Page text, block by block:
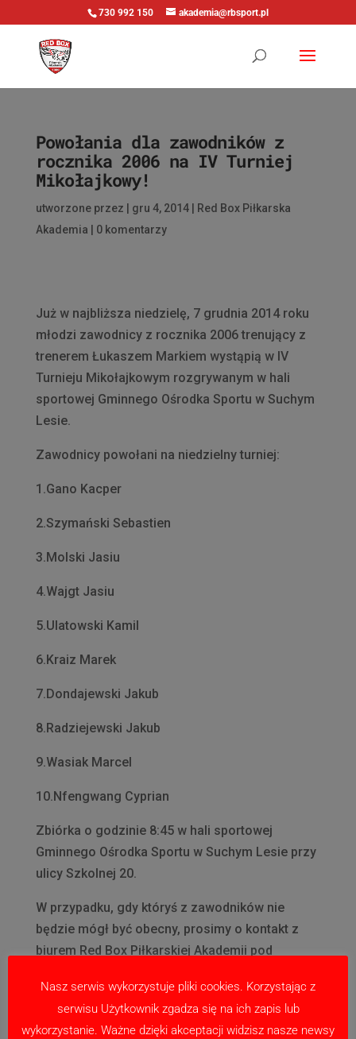
730 992 150 akademia@rbsport.pl
Powołania dla zawodników z
rocznika 2006 na IV Turniej
Mikołajkowy!
utworzone przez gru 4, 2014|
Red Box Piłkarska
Akademia
0 komentarzy
Już w najbliższa niedzielę, 7 grudnia 2014 roku
młodzi zawodnicy z rocznika 2006 trenujący z
trenerem Łukaszem Markiem wystąpią w IV
Turnieju Mikołajkowym rozgrywanym w hali
sportowej Gminnego Ośrodka Sportu w Suchym
Lesie.
Zawodnicy powołani na niedzielny turniej:
1.Gano Kacper
2.Szymański Sebastien
3.Molski Jasiu
4.Wajgt Jasiu
5.Ulatowski Kamil
6.Kraiz Marek
7.Dondajewski Jakub
8.Radziejewski Jakub
9.Wasiak Marcel
10.Nfengwang Cyprian
Zbiórka o godzinie 8:45 w hali sportowej
Gminnego Ośrodka Sportu w Suchym Lesie przy
ulicy Szkolnej 20.
W przypadku, gdy któryś z zawodników nie
będzie mógł być obecny, prosimy o kontakt z
biurem Red Box Piłkarskiej Akademii pod
Nasz serwis wykorzystuje pliki cookies. Korzystając z
serwisu Użytkownik zgadza się na ich zapis lub
wykorzystanie. Ważne dzięki akceptacji widzisz nasze newsy